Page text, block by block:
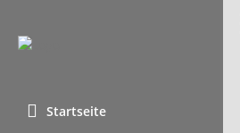
Startseite